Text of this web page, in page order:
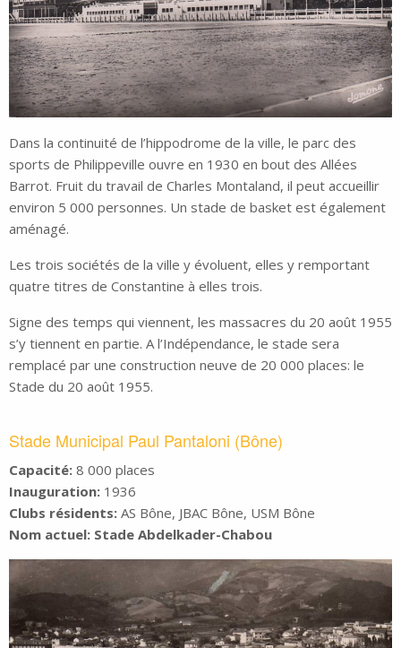
Dans la continuité de l’hippodrome de la ville, le parc des
sports de Philippeville ouvre en 1930 en bout des Allées
Barrot. Fruit du travail de Charles Montaland, il peut accueillir
environ 5 000 personnes. Un stade de basket est également
aménagé.
Les trois sociétés de la ville y évoluent, elles y remportant
quatre titres de Constantine à elles trois.
Signe des temps qui viennent, les massacres du 20 août 1955
s’y tiennent en partie. A l’Indépendance, le stade sera
remplacé par une construction neuve de 20 000 places: le
Stade du 20 août 1955.
Stade Municipal Paul Pantaloni (Bône)
Capacité: 8 000 places
Inauguration: 1936
Clubs résidents: AS Bône, JBAC Bône, USM Bône
Nom actuel: Stade Abdelkader-Chabou